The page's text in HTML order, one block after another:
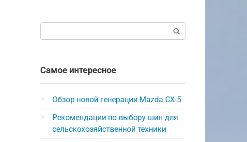
Самое интересное
Обзор новой генерации Mazda CX-5
Рекомендации по выбору шин для
сельскохозяйственной техники